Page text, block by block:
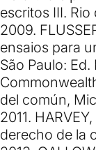
escritos III.
2009.
ensaios para
São Paulo: Ed.
del común,
2011.
derecho de la